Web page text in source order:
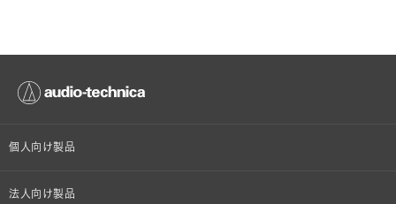
個人向け製品
オンラインストア限定
法人向け製品